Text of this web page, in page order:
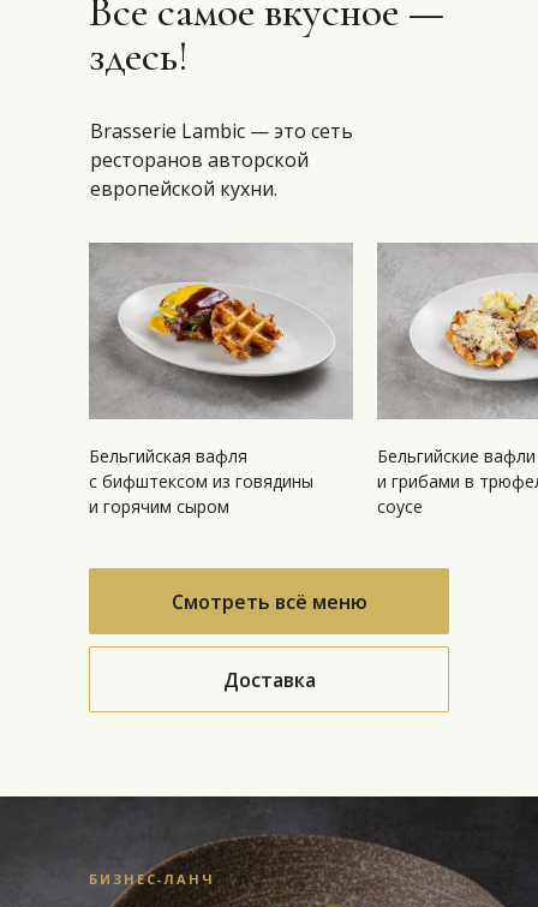
Brasserie Lambic — это сеть
ресторанов авторской
европейской кухни.
Все самое вкусное —
здесь!
Бельгийская вафля
с бифштексом из говядины
и горячим сыром
Бельгийские
и грибами в
соусе
Доставка
Смотреть всё меню
БИЗНЕС-ЛАНЧ